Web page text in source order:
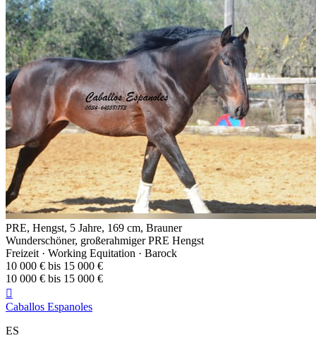
PRE, Hengst, 5 Jahre, 169 cm, Brauner
Wunderschöner, großerahmiger PRE Hengst
Freizeit · Working Equitation · Barock
10 000 € bis 15 000 €
10 000 € bis 15 000 €

Caballos Espanoles
ES